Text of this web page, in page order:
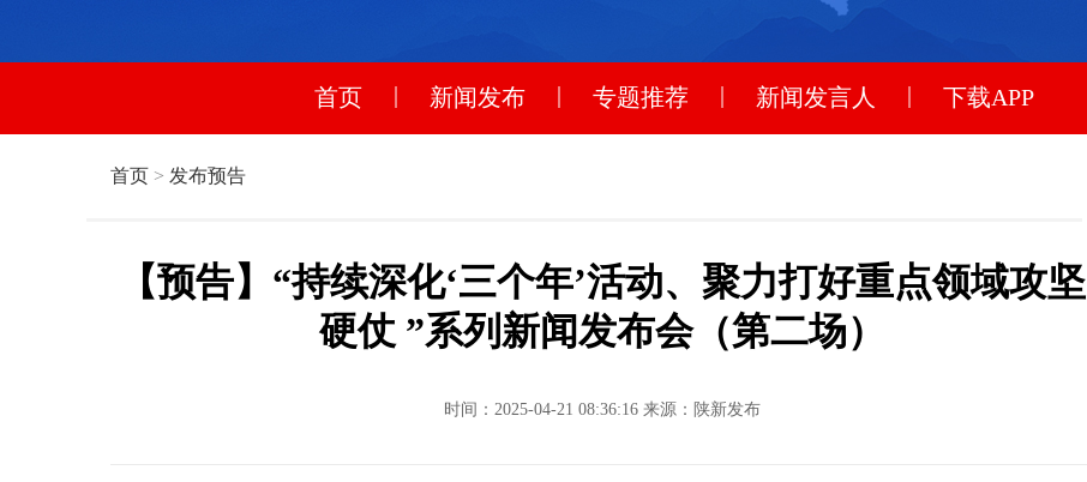
首页 | 新闻发布 | 专题推荐 | 新闻发言人 | 下载APP
首页 > 发布预告
【预告】“持续深化‘三个年’活动、聚力打好重点领域攻坚
硬仗 ”系列新闻发布会（第二场）
时间：2025-04-21 08:36:16 来源：陕新发布